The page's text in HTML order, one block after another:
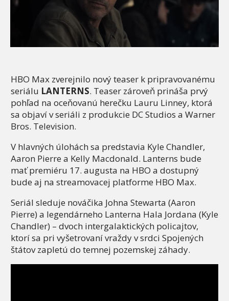
HBO Max zverejnilo nový teaser k pripravovanému
seriálu LANTERNS. Teaser zároveň prináša prvý
pohľad na oceňovanú herečku Lauru Linney, ktorá
sa objaví v seriáli z produkcie DC Studios a Warner
Bros. Television.
V hlavných úlohách sa predstavia Kyle Chandler,
Aaron Pierre a Kelly Macdonald. Lanterns bude
mať premiéru 17. augusta na HBO a dostupný
bude aj na streamovacej platforme HBO Max.
Seriál sleduje nováčika Johna Stewarta (Aaron
Pierre) a legendárneho Lanterna Hala Jordana (Kyle
Chandler) – dvoch intergalaktických policajtov,
ktorí sa pri vyšetrovaní vraždy v srdci Spojených
štátov zapletú do temnej pozemskej záhady.